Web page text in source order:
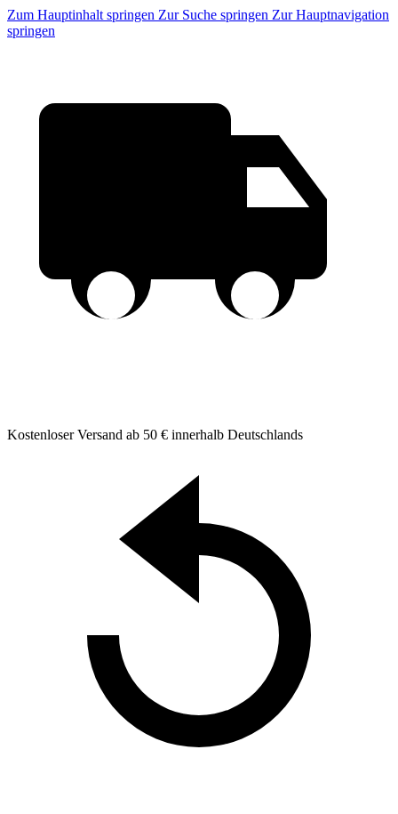
Zum Hauptinhalt springen Zur Suche springen Zur Hauptnavigation
springen
Kostenloser Versand ab 50 € innerhalb Deutschlands